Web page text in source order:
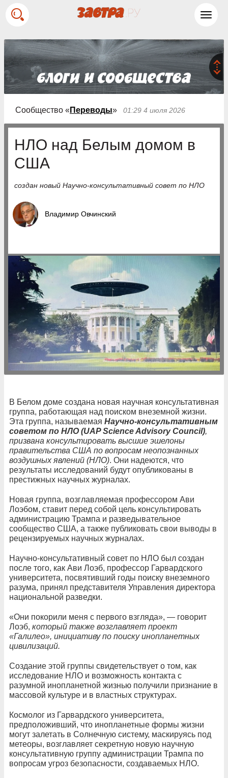
Сообщество « Переводы» 01:29 4 июля 2026
НЛО над Белым домом в
США
создан новый Научно-консультативный совет по НЛО
Владимир Овчинский
В Белом доме создана новая научная консультативная
группа, работающая над поиском внеземной жизни.
Эта группа, называемая Научно-консультативным
советом по НЛО (UAP Science Advisory Council),
призвана консультировать высшие эшелоны
правительства США по вопросам неопознанных
воздушных явлений (НЛО). Они надеются, что
результаты исследований будут опубликованы в
престижных научных журналах.
Новая группа, возглавляемая профессором Ави
Лоэбом, ставит перед собой цель консультировать
администрацию Трампа и разведывательное
сообщество США, а также публиковать свои выводы в
рецензируемых научных журналах.
Научно-консультативный совет по НЛО был создан
после того, как Ави Лоэб, профессор Гарвардского
университета, посвятивший годы поиску внеземного
разума, принял представителя Управления директора
национальной разведки.
«Они покорили меня с первого взгляда», — говорит
Лоэб, который также возглавляет проект
«Галилео», инициативу по поиску инопланетных
цивилизаций.
Создание этой группы свидетельствует о том, как
исследование НЛО и возможность контакта с
разумной инопланетной жизнью получили признание в
массовой культуре и в властных структурах.
Космолог из Гарвардского университета,
предположивший, что инопланетные формы жизни
могут залетать в Солнечную систему, маскируясь под
метеоры, возглавляет секретную новую научную
консультативную группу администрации Трампа по
вопросам угроз безопасности, создаваемых НЛО.